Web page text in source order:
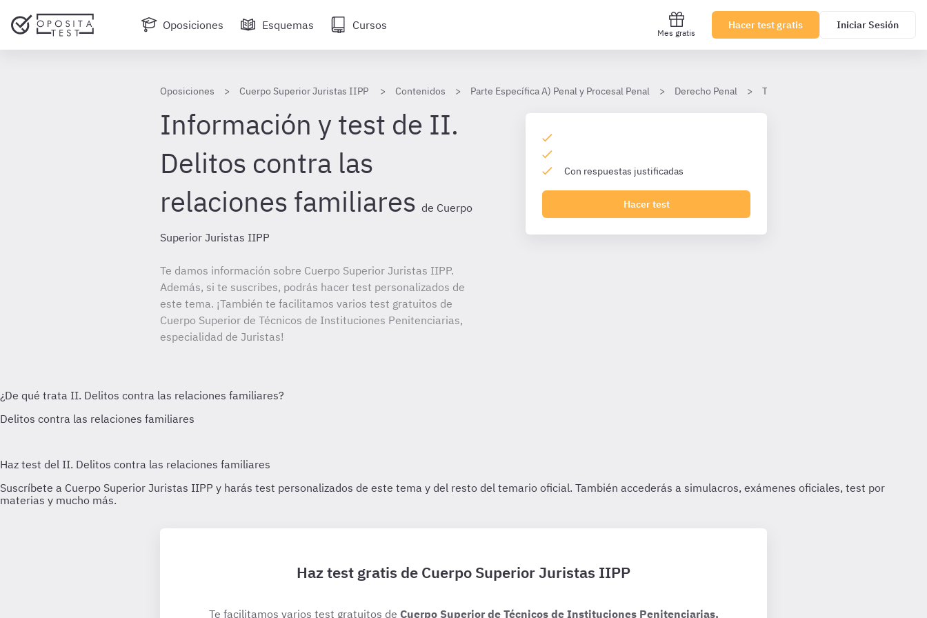
Oposiciones Esquemas Cursos
Mes gratis
Hacer test gratis Iniciar Sesión
Oposiciones Cuerpo Superior Juristas IIPP Contenidos Parte Específica A) Penal y Procesal Penal Derecho Penal Tema 20. Delitos contra el honor y
Información y test de II.
Delitos contra las
relaciones familiares de Cuerpo
Superior Juristas IIPP
Te damos información sobre Cuerpo Superior Juristas IIPP.
Además, si te suscribes, podrás hacer test personalizados de
este tema. ¡También te facilitamos varios test gratuitos de
Cuerpo Superior de Técnicos de Instituciones Penitenciarias,
especialidad de Juristas!
Con respuestas justificadas
Hacer test
Haz test gratis de Cuerpo Superior Juristas IIPP
Te facilitamos varios test gratuitos de Cuerpo Superior de Técnicos de Instituciones Penitenciarias,